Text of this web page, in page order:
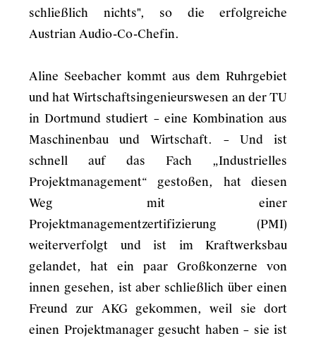
schließlich nichts", so die erfolgreiche
Austrian Audio-Co-Chefin.
Aline Seebacher kommt aus dem Ruhrgebiet
und hat Wirtschaftsingenieurswesen an der TU
in Dortmund studiert – eine Kombination aus
Maschinenbau und Wirtschaft. – Und ist
schnell auf das Fach „Industrielles
Projektmanagement“ gestoßen, hat diesen
Weg mit einer
Projektmanagementzertifizierung (PMI)
weiterverfolgt und ist im Kraftwerksbau
gelandet, hat ein paar Großkonzerne von
innen gesehen, ist aber schließlich über einen
Freund zur AKG gekommen, weil sie dort
einen Projektmanager gesucht haben – sie ist